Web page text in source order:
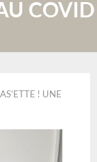
COVID
! UNE